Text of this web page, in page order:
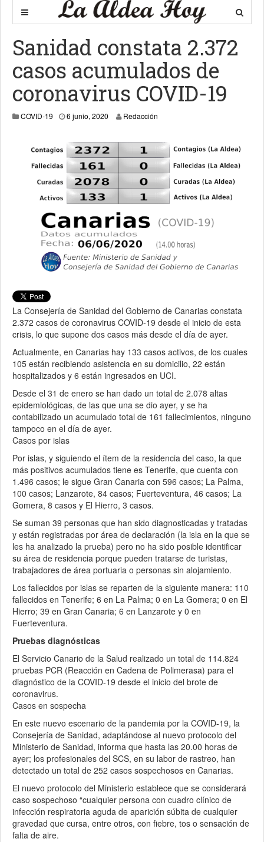
Sanidad constata 2.372
casos acumulados de
coronavirus COVID-19
COVID-19 6 junio, 2020 6 junio, 2020
Redacción
La Consejería de Sanidad del Gobierno de Canarias constata
2.372 casos de coronavirus COVID-19 desde el inicio de esta
crisis, lo que supone dos casos más desde el día de ayer.
Actualmente, en Canarias hay 133 casos activos, de los cuales
105 están recibiendo asistencia en su domicilio, 22 están
hospitalizados y 6 están ingresados en UCI.
Desde el 31 de enero se han dado un total de 2.078 altas
epidemiológicas, de las que una se dio ayer, y se ha
contabilizado un acumulado total de 161 fallecimientos, ninguno
tampoco en el día de ayer.
Casos por islas
Por islas, y siguiendo el ítem de la residencia del caso, la que
más positivos acumulados tiene es Tenerife, que cuenta con
1.496 casos; le sigue Gran Canaria con 596 casos; La Palma,
100 casos; Lanzarote, 84 casos; Fuerteventura, 46 casos; La
Gomera, 8 casos y El Hierro, 3 casos.
Se suman 39 personas que han sido diagnosticadas y tratadas
y están registradas por área de declaración (la isla en la que se
les ha analizado la prueba) pero no ha sido posible identificar
su área de residencia porque pueden tratarse de turistas,
trabajadores de área portuaria o personas sin alojamiento.
Los fallecidos por islas se reparten de la siguiente manera: 110
fallecidos en Tenerife; 6 en La Palma; 0 en La Gomera; 0 en El
Hierro; 39 en Gran Canaria; 6 en Lanzarote y 0 en
Fuerteventura.
Pruebas diagnósticas
El Servicio Canario de la Salud realizado un total de 114.824
pruebas PCR (Reacción en Cadena de Polimerasa) para el
diagnóstico de la COVID-19 desde el inicio del brote de
coronavirus.
Casos en sospecha
En este nuevo escenario de la pandemia por la COVID-19, la
Consejería de Sanidad, adaptándose al nuevo protocolo del
Ministerio de Sanidad, informa que hasta las 20.00 horas de
ayer; los profesionales del SCS, en su labor de rastreo, han
detectado un total de 252 casos sospechosos en Canarias.
El nuevo protocolo del Ministerio establece que se considerará
caso sospechoso “cualquier persona con cuadro clínico de
infección respiratoria aguda de aparición súbita de cualquier
gravedad que cursa, entre otros, con fiebre, tos o sensación de
falta de aire.